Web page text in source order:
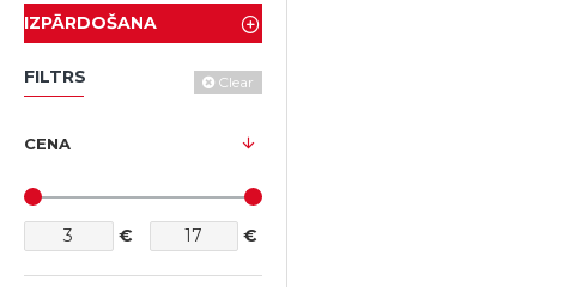
IZPĀRDOŠANA
FILTRS Clear
CENA
€ €